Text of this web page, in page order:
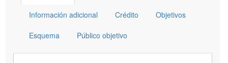
Información adicional Crédito Objetivos
Esquema Público objetivo